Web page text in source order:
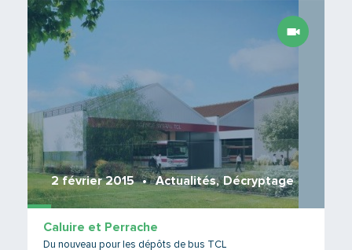
2 février 2015 Actualités, Décryptage
Caluire et Perrache
Du nouveau pour les dépôts de bus TCL